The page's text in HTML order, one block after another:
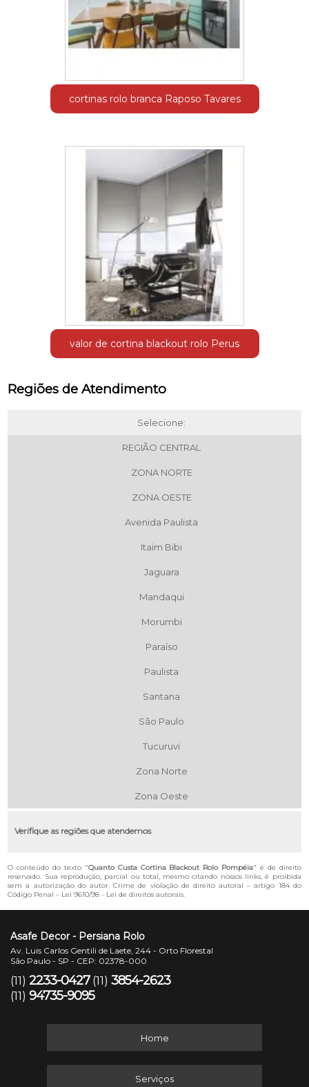
cortinas rolo branca Raposo Tavares
valor de cortina blackout rolo Perus
Regiões de Atendimento
Selecione:
REGIÃO CENTRAL
ZONA NORTE
ZONA OESTE
Avenida Paulista
Itaim Bibi
Jaguara
Mandaqui
Morumbi
Paraíso
Paulista
Santana
São Paulo
Tucuruvi
Zona Norte
Zona Oeste
Verifique as regiões que atendemos
O conteúdo do texto "Quanto Custa Cortina Blackout Rolo Pompéia" é de direito
reservado. Sua reprodução, parcial ou total, mesmo citando nossos links, é proibida
sem a autorização do autor. Crime de violação de direito autoral – artigo 184 do
Código Penal – Lei 9610/98 - Lei de direitos autorais.
Asafe Decor - Persiana Rolo
Av. Luis Carlos Gentili de Laete, 244 - Orto Florestal
São Paulo - SP - CEP: 02378-000
(11) 2233-0427 (11) 3854-2623
(11) 94735-9095
Home
Serviços